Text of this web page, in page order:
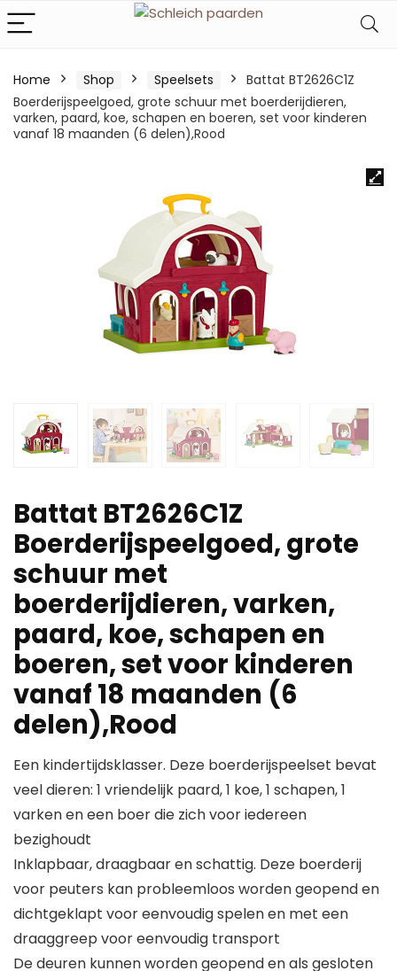
Home Shop Speelsets
Battat BT2626C1Z
Boerderijspeelgoed, grote schuur met boerderijdieren,
varken, paard, koe, schapen en boeren, set voor kinderen
vanaf 18 maanden (6 delen),Rood
Battat BT2626C1Z
Boerderijspeelgoed, grote
schuur met
boerderijdieren, varken,
paard, koe, schapen en
boeren, set voor kinderen
vanaf 18 maanden (6
delen),Rood
Een kindertijdsklasser. Deze boerderijspeelset bevat
veel dieren: 1 vriendelijk paard, 1 koe, 1 schapen, 1
varken en een boer die zich voor iedereen
bezighoudt
Inklapbaar, draagbaar en schattig. Deze boerderij
voor peuters kan probleemloos worden geopend en
dichtgeklapt voor eenvoudig spelen en met een
draaggreep voor eenvoudig transport
De deuren kunnen worden geopend en als gesloten